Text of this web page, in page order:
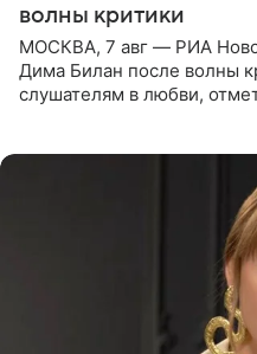
волны критики
МОСКВА, 7 авг — РИА
Дима Билан после волны
слушателям в любви,